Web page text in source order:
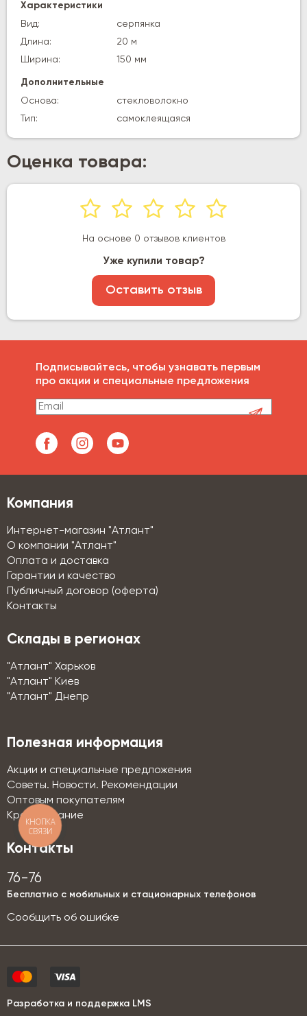
Характеристики
Вид:
серпянка
Длина:
20 м
Ширина:
150 мм
Дополнительные
Основа:
стекловолокно
Тип:
самоклеящаяся
Оценка товара:
На основе 0 отзывов клиентов
Уже купили товар?
Оставить отзыв
Подписывайтесь, чтобы узнавать первым
про акции и специальные предложения
Компания
Интернет-магазин "Атлант"
О компании "Атлант"
Оплата и доставка
Гарантии и качество
Публичный договор (оферта)
Контакты
Склады в регионах
"Атлант" Харьков
"Атлант" Киев
"Атлант" Днепр
Полезная информация
Акции и специальные предложения
Советы. Новости. Рекомендации
Оптовым покупателям
Кредитование
Контакты
76-76
Бесплатно с мобильных и стационарных телефонов
Сообщить об ошибке
Разработка и поддержка LMS
КНОПКА
СВЯЗИ